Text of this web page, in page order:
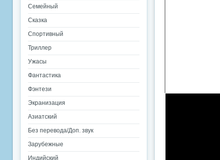
Семейный
Сказка
Спортивный
Триллер
Ужасы
Фантастика
Фэнтези
Экранизация
Азиатский
Без перевода/Доп. звук
Зарубежные
Индийский